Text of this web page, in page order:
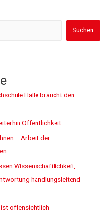
Suchen
Halle braucht den
Öffentlichkeit
– Arbeit der
Wissenschaftlichkeit,
handlungsleitend
ist offensichtlich